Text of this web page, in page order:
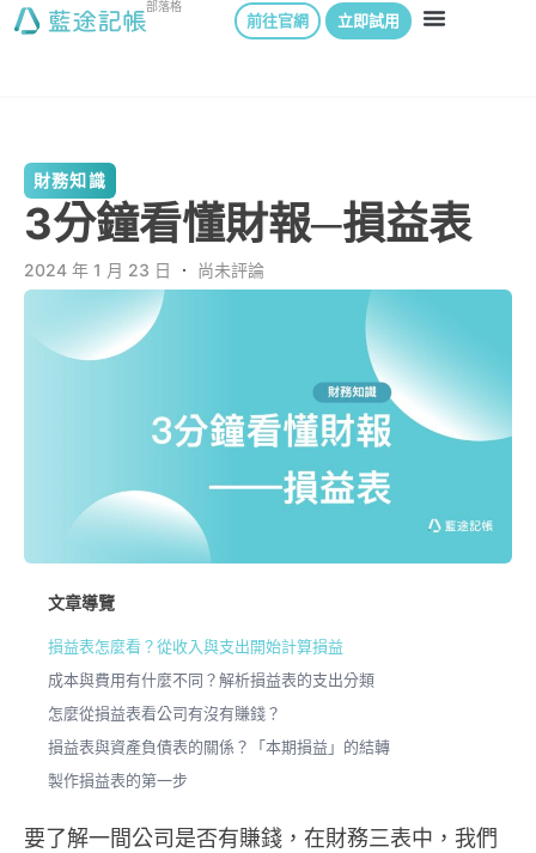
部落格
前往官網 立即試用
財務知識
3分鐘看懂財報─損益表
2024 年 1 月 23 日 ． 尚未評論
文章導覽
損益表怎麼看？從收入與支出開始計算損益
成本與費用有什麼不同？解析損益表的支出分類
怎麼從損益表看公司有沒有賺錢？
損益表與資產負債表的關係？「本期損益」的結轉
製作損益表的第一步
要了解一間公司是否有賺錢，在財務三表中，我們